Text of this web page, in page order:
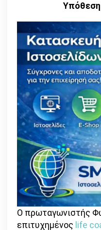
Υπόθεση
Ο πρωταγωνιστής
επιτυχημένος life